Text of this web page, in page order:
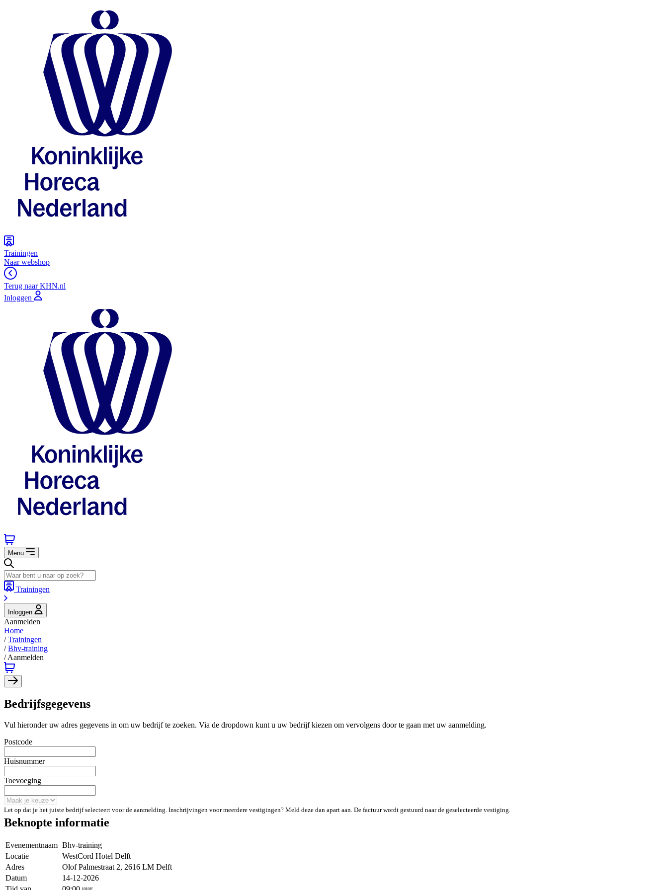
Trainingen
Naar webshop
Terug naar KHN.nl
Inloggen
Menu
Trainingen
Inloggen
Aanmelden
Home
/Trainingen
/Bhv-training
/Aanmelden
Bedrijfsgegevens
Vul hieronder uw adres gegevens in om uw bedrijf te zoeken. Via de dropdown kunt u uw bedrijf kiezen om vervolgens door te gaan met uw aanmelding.
Postcode
Huisnummer
Toevoeging
Let op dat je het juiste bedrijf selecteert voor de aanmelding. Inschrijvingen voor meerdere vestigingen? Meld deze dan apart aan. De factuur wordt gestuurd naar de geselecteerde vestiging.
Beknopte informatie
Evenementnaam Bhv-training
Locatie
WestCord Hotel Delft
Adres
Olof Palmestraat 2, 2616 LM Delft
Datum
14-12-2026